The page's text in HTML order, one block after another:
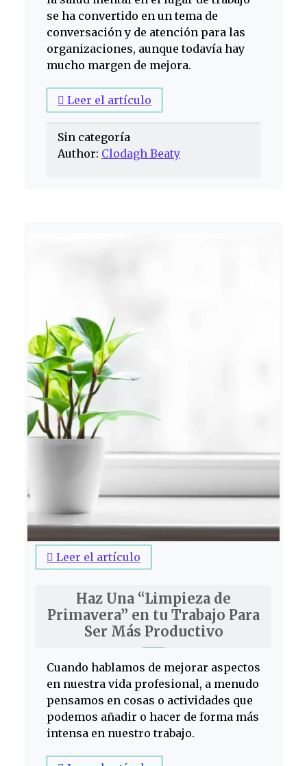
se ha convertido en un tema de
conversación y de atención para las
organizaciones, aunque todavía hay
mucho margen de mejora.
Leer el artículo
Sin categoría
Author: Clodagh Beaty
Leer el artículo
Haz Una “Limpieza de
Primavera” en tu Trabajo Para
Ser Más Productivo
Cuando hablamos de mejorar aspectos
en nuestra vida profesional, a menudo
pensamos en cosas o actividades que
podemos añadir o hacer de forma más
intensa en nuestro trabajo.